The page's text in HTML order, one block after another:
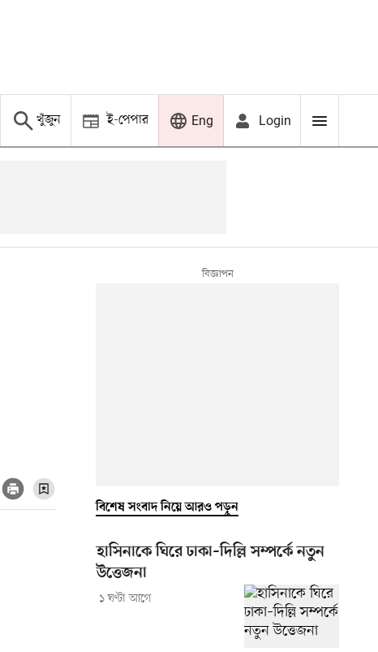
খুঁজুন ই-পেপার Eng Login
বিশেষ সংবাদ নিয়ে আরও পড়ুন
হাসিনাকে ঘিরে ঢাকা–দিল্লি সম্পর্কে নতুন
উত্তেজনা
১ ঘণ্টা আগে